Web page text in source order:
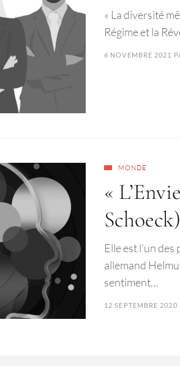
« La diversité
Régime et la
6 NOVEMBRE 2021
MONDE
«
Schoeck)
Elle est l’un
allemand
sentiment…
12 SEPTEMBRE 2020